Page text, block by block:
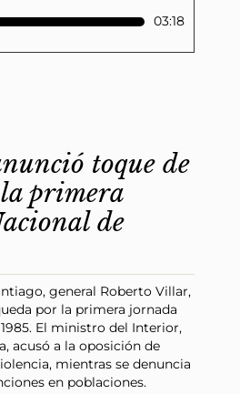
03:18
toque de
primera
de
general Roberto Villar,
por la primera jornada
El ministro del Interior,
acusó a la oposición de
mientras se denuncia
en poblaciones.